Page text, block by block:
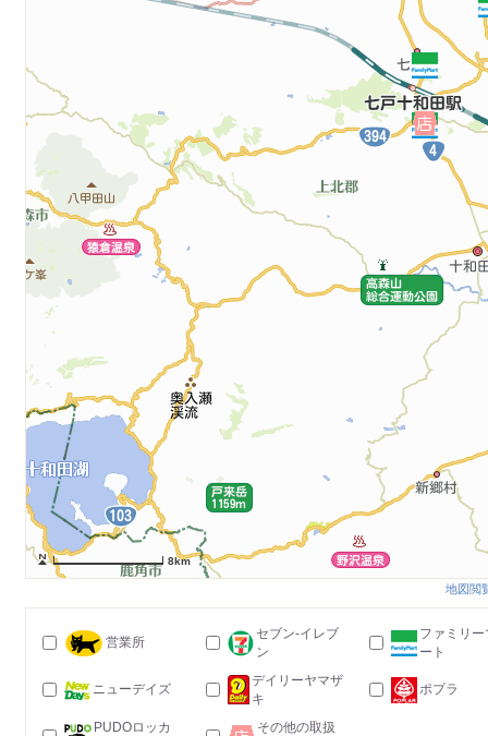
8km
地図閲
営業所
セブン-イレブ
ン
ファミリー
ート
ニューデイズ
デイリーヤマザ
キ
ポプラ
PUDOロッカ
その他の取扱